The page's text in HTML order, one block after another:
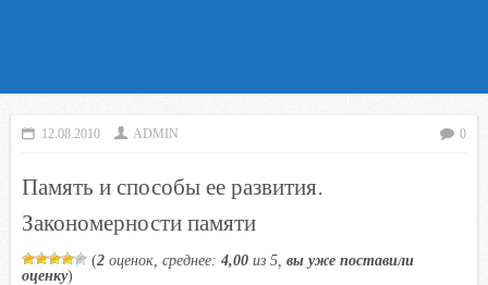
12.08.2010 ADMIN 0
Память и способы ее развития.
Закономерности памяти
(2 оценок, среднее: 4,00 из 5, вы уже поставили
оценку)